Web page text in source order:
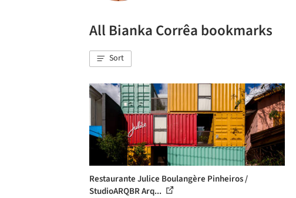
All Bianka Corrêa bookmarks
Sort
Restaurante Julice Boulangère Pinheiros /
StudioARQBR Arq...